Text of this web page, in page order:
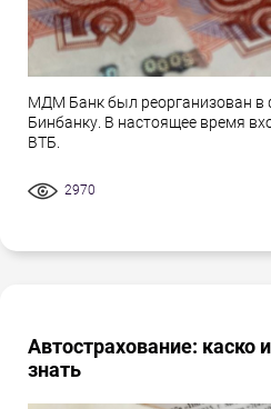
МДМ Банк был реорганизован в
Бинбанку. В настоящее время
ВТБ.
2970
Автострахование:
знать